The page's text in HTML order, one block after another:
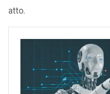
atto.